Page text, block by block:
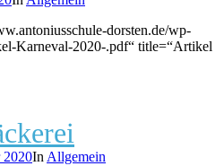
dorsten.de/wp-
Karneval-2020-.pdf“ title=“Artikel
2020In Allgemein